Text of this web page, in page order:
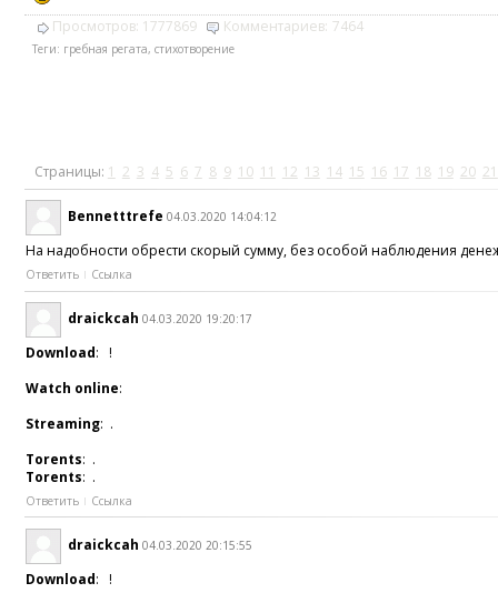
Просмотров: 1777869 Комментариев: 7464
Теги: гребная регата, стихотворение
Страницы: 1 2 3 4 5 6 7 8 9 10 11 12 13 14 15 16 17 18 19 20 21
Bennetttrefe 04.03.2020 14:04:12
На надобности обрести скорый сумму, без особой наблюдения
Ответить Ссылка
draickcah 04.03.2020 19:20:17
Download: !
Watch online:
Streaming: .
Torents: .
Torents: .
Ответить Ссылка
draickcah 04.03.2020 20:15:55
Download: !